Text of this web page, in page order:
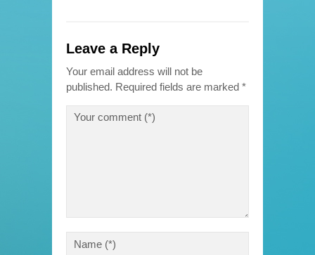
Leave a Reply
Your email address will not be
published. Required fields are marked *